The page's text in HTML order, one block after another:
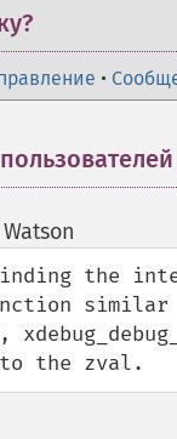
•
the
similar
the zval.